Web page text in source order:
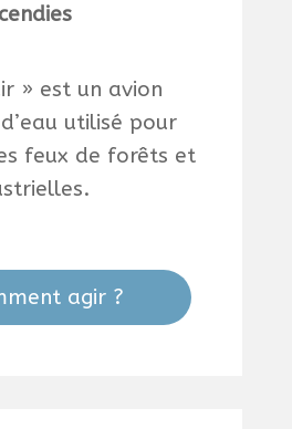
» est un avion
utilisé pour
feux de forêts et
agir ?